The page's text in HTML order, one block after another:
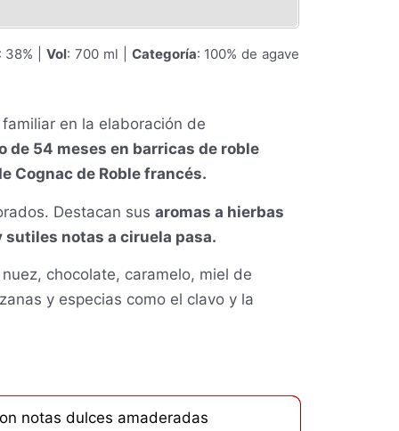
38% |Vol: 700 ml | Categoría: 100% de agave
en la elaboración de
de54 meses en barricas de roble
Cognac de Roble francés.
Destacan sus aromas a hierbas
sutiles notas a ciruela pasa.
chocolate, caramelo, miel de
y especias como el clavo y la
notas dulces amaderadas